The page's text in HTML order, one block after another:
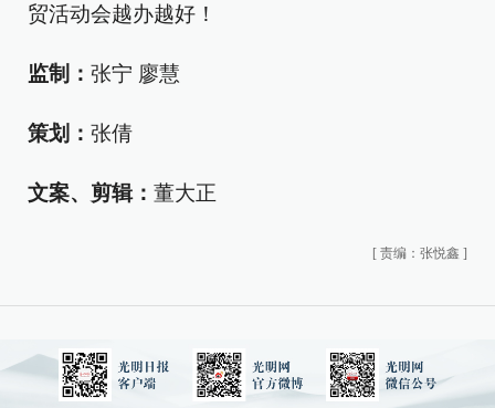
贸活动会越办越好！
监制： 张宁 廖慧
策划： 张倩
文案、剪辑： 董大正
[ 责编：张悦鑫 ]